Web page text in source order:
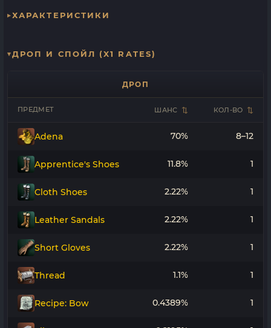
ХАРАКТЕРИСТИКИ
ДРОП И СПОЙЛ (X1 RATES)
ДРОП
ПРЕДМЕТ ШАНС КОЛ-ВО
Adena 70% 8–12
Apprentice's Shoes 11.8% 1
Cloth Shoes 2.22% 1
Leather Sandals 2.22% 1
Short Gloves 2.22% 1
Thread 1.1% 1
Recipe: Bow 0.4389% 1